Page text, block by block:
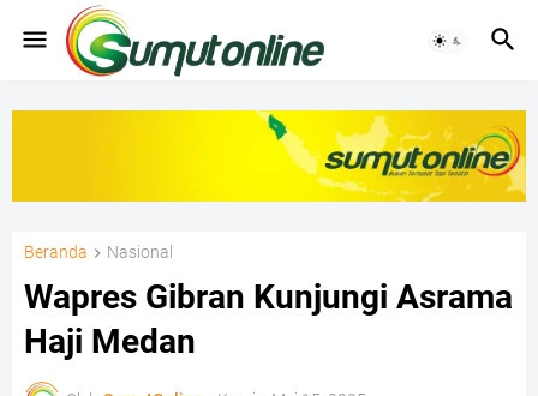
Beranda Nasional
Wapres Gibran Kunjungi Asrama
Haji Medan